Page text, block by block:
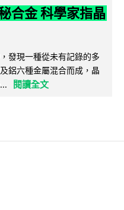
合金 科學家指晶
發現一種從未有記錄的多
鋁六種金屬混合而成，晶
閱讀全文